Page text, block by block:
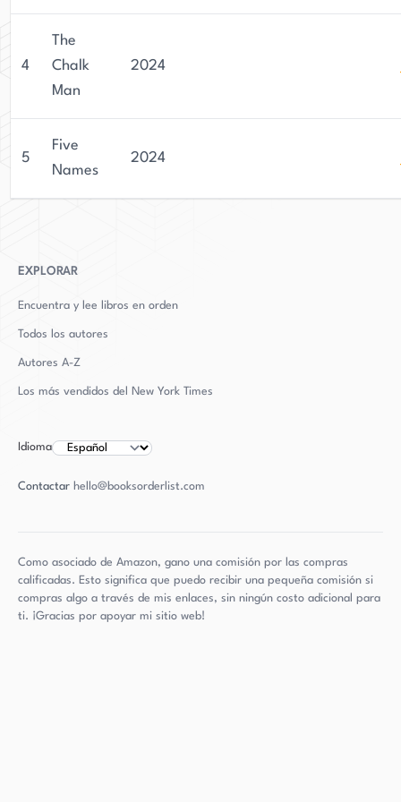
calidad a sus fans devotos.
4
The
Chalk
Man
2024
5
Five
Names
2024
EXPLORAR
Encuentra y lee libros en orden
Todos los autores
Autores A-Z
Los más vendidos del New York Times
Idioma
Contactar hello@booksorderlist.com
Como asociado de Amazon, gano una comisión por las compras
calificadas. Esto significa que puedo recibir una pequeña comisión si
compras algo a través de mis enlaces, sin ningún costo adicional para
ti. ¡Gracias por apoyar mi sitio web!